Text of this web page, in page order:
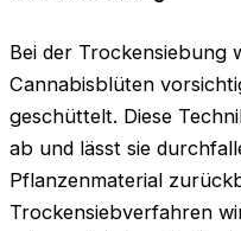
Bei der Trockensiebung
Cannabisblüten
geschüttelt. Diese
ab und lässt sie
Pflanzenmaterial
Trockensiebverfahren